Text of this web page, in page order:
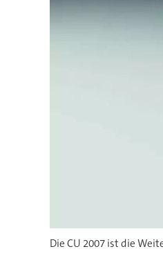
Die CU 2007 ist die